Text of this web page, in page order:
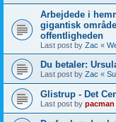
Arbejdede i
gigantisk
offentligheden
Last post by Zac «
Du betaler:
Last post by Zac «
Glistrup - Det
Last post by pacman